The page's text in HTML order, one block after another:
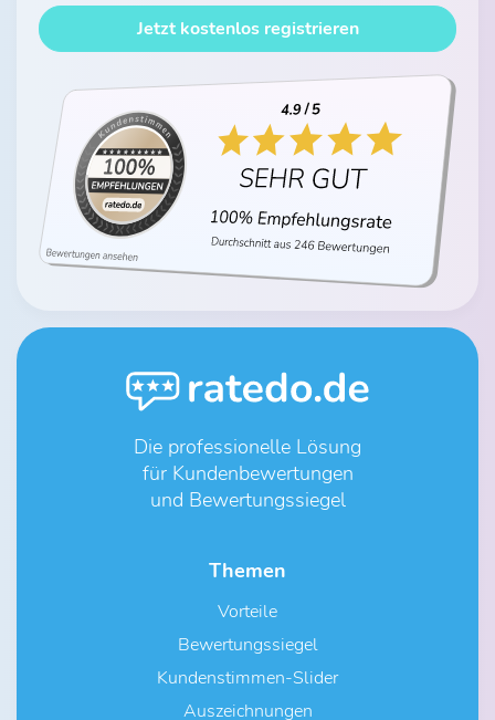
Jetzt kostenlos registrieren
Die professionelle Lösung
für Kundenbewertungen
und Bewertungssiegel
Themen
Vorteile
Bewertungssiegel
Kundenstimmen-Slider
Auszeichnungen